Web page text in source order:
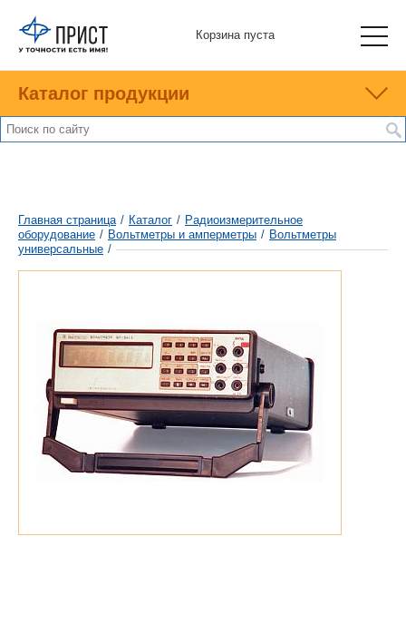
Корзина пуста
Каталог продукции
Главная страница / Каталог / Радиоизмерительное
оборудование / Вольтметры и амперметры / Вольтметры
универсальные /